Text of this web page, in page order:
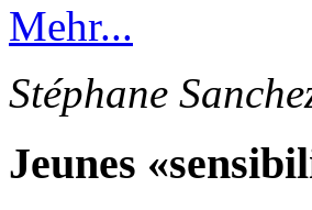
Mehr...
Stéphane
Jeunes